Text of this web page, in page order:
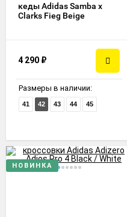
кеды Adidas Samba x
Clarks Fieg Beige
4 290 ₽
Размеры в наличии:
41 42 43 44 45
НОВИНКА